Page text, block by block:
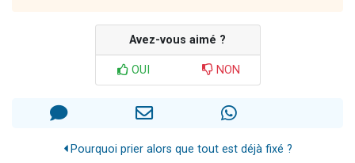
Avez-vous aimé ?
OUI NON
Pourquoi prier alors que tout est déjà fixé ?